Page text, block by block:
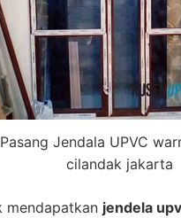
Pasang Jendala UPVC
cilandak jakarta
mendapatkan jendela